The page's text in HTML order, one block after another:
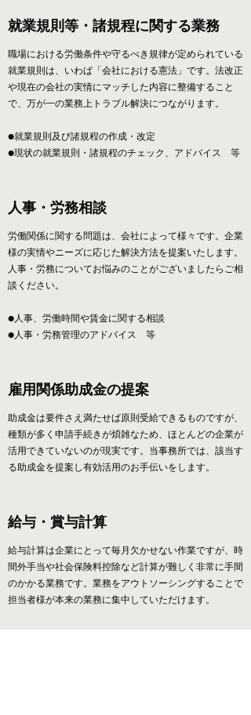
就業規則等・諸規程に関する業務
職場における労働条件や守るべき規律が定められている
就業規則は、いわば「会社における憲法」です。法改正
や現在の会社の実情にマッチした内容に整備すること
で、万が一の業務上トラブル解決につながります。
●就業規則及び諸規程の作成・改定
●現状の就業規則・諸規程のチェック、アドバイス​​ 等
人事・労務相談
労働関係に関する問題は、会社によって様々です。企業
様の実情やニーズに応じた解決方法を提案いたします。
人事・労務についてお悩みのことがございましたらご相
談ください。
●人事、労働時間や賃金に関する相談
●人事・労務管理のアドバイス​​ 等
雇用関係助成金の提案
助成金は要件さえ満たせば原則受給できるものですが、
種類が多く申請手続きが煩雑なため、ほとんどの企業が
活用できていないのが現実です。当事務所では、該当す
る助成金を提案し有効活用のお手伝いをします。
給与・賞与計算
給与計算は企業にとって毎月欠かせない作業ですが、時
間外手当や社会保険料控除など計算が難しく非常に手間
のかかる業務です。業務をアウトソーシングすることで
担当者様が本来の業務に集中していただけます。